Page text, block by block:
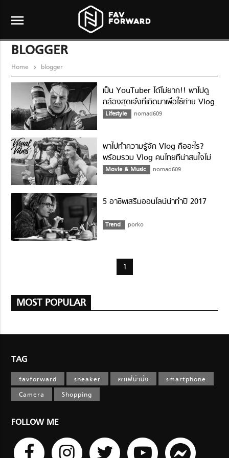
menu
BLOGGER
Home blogger
เป็น YouTuber ได้ไม่ยาก!! พาไปดู
กล้องสุดเจ๋งที่เกิดมาเพื่อใช้ถ่าย Vlog
Lifestyle nomad609
พาไปทำความรู้จัก Vlog คืออะไร?
พร้อมรวม Vlog คนไทยที่น่าสนใจไม่
แพ้ชาวต่างชาติ
Movie & Music nomad609
5 อาชีพเสริมออนไลน์น่าทำปี 2017
Trend porko
1
MOST POPULAR
TAG
favforward sneaker คาเฟ่น่านั่ง
smartphone
Camera
Shopping
FOLLOW ME